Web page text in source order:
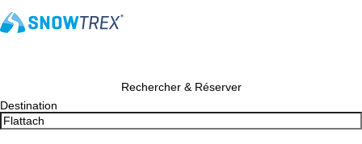
Rechercher & Réserver
Destination